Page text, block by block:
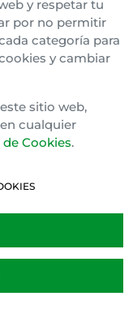
y respetar tu
por no permitir
categoría para
y cambiar
sitio web,
cualquier
Cookies.